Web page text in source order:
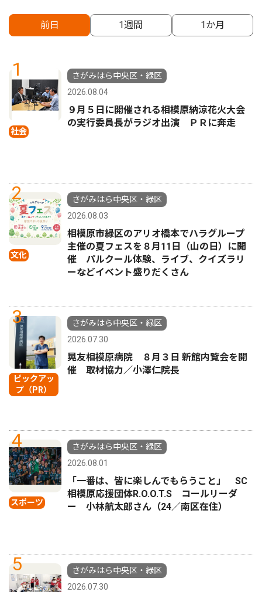
前日 1週間 1か月
1
社会
さがみはら中央区・緑区
2026.08.04
９月５日に開催される相模原納涼花火大会
の実行委員長がラジオ出演 ＰＲに奔走
2
文化
さがみはら中央区・緑区
2026.08.03
相模原市緑区のアリオ橋本でハラグループ
主催の夏フェスを８月11日（山の日）に開
催 パルクール体験、ライブ、クイズラリ
ーなどイベント盛りだくさん
3
ピックアッ
プ（PR）
さがみはら中央区・緑区
2026.07.30
晃友相模原病院 ８月３日 新館内覧会を開
催 取材協力／小澤仁院長
4
スポーツ
さがみはら中央区・緑区
2026.08.01
「一番は、皆に楽しんでもらうこと」 SC
相模原応援団体R.O.O.T.S コールリーダ
ー 小林航太郎さん（24／南区在住）
5
さがみはら中央区・緑区
2026.07.30